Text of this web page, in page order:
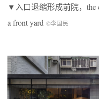
▼入口退缩形成前院，the
a front yard ©李国民